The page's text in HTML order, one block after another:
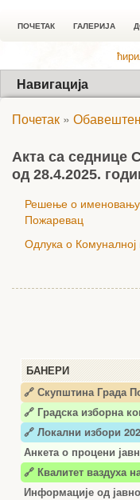
ПОЧЕТАК ГАЛЕРИЈА
Навигација
БАНЕРИ
🔗 Скупштина Града
🔗 Градска изборна
🔗 Локални избори
Анкета о процени
🔗 Квалитет ваздуха
Информације од
Почетак »
Акта са седнице
од 28.4.2025.
Решење о именовању
Пожаревац
Одлука о Комуналној